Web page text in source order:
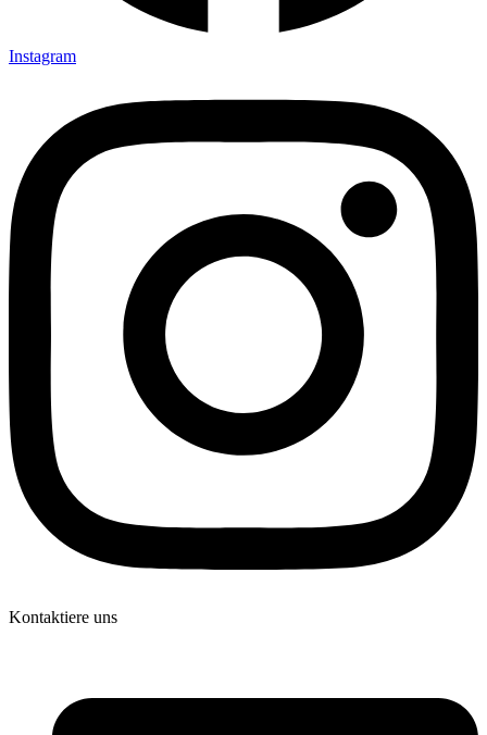
Instagram
Kontaktiere uns